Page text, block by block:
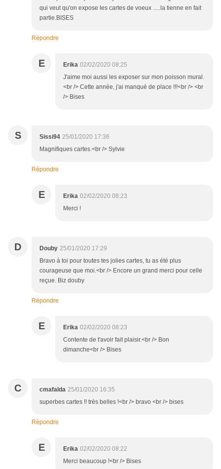
qui veut qu'on expose les cartes de voeux .....la tienne en fait
partie.BISES
Répondre
E Erika 02/02/2020 08:25
J'aime moi aussi les exposer sur mon poisson mural.
<br /> Cette année, j'ai manqué de place !!!<br /> <br
/> Bises
S Sissi94 25/01/2020 17:36
Magnifiques cartes.<br /> Sylvie
Répondre
E Erika 02/02/2020 08:23
Merci !
D Douby 25/01/2020 17:29
Bravo à toi pour toutes tes jolies cartes, tu as été plus
courageuse que moi.<br /> Encore un grand merci pour celle
reçue. Biz douby
Répondre
E Erika 02/02/2020 08:23
Contente de t'avoir fait plaisir.<br /> Bon
dimanche<br /> Bises
C cmafalda 25/01/2020 16:35
superbes cartes !! très belles !<br /> bravo <br /> bises
Répondre
E Erika 02/02/2020 08:22
Merci beaucoup !<br /> Bises